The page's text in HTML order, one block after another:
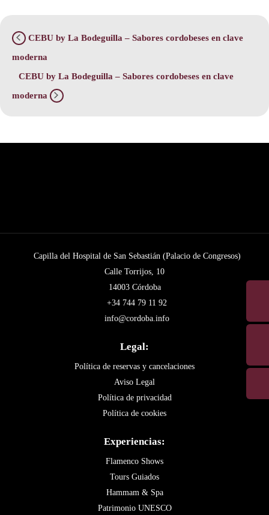
CEBU by La Bodeguilla – Sabores cordobeses en clave
moderna
CEBU by La Bodeguilla – Sabores cordobeses en clave
moderna
Capilla del Hospital de San Sebastián (Palacio de Congresos)
Calle Torrijos, 10
14003 Córdoba
+34 744 79 11 92
info@cordoba.info
Legal:
Política de reservas y cancelaciones
Aviso Legal
Política de privacidad
Política de cookies
Experiencias:
Flamenco Shows
Tours Guiados
Hammam & Spa
Patrimonio UNESCO